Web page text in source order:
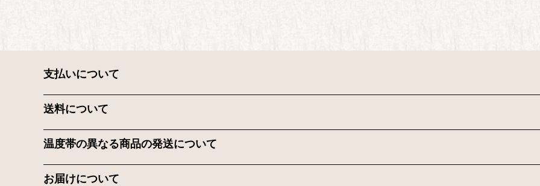
支払いについて
送料について
温度帯の異なる商品の発送について
お届けについて